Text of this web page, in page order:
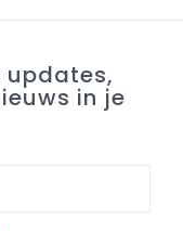
updates,
in je